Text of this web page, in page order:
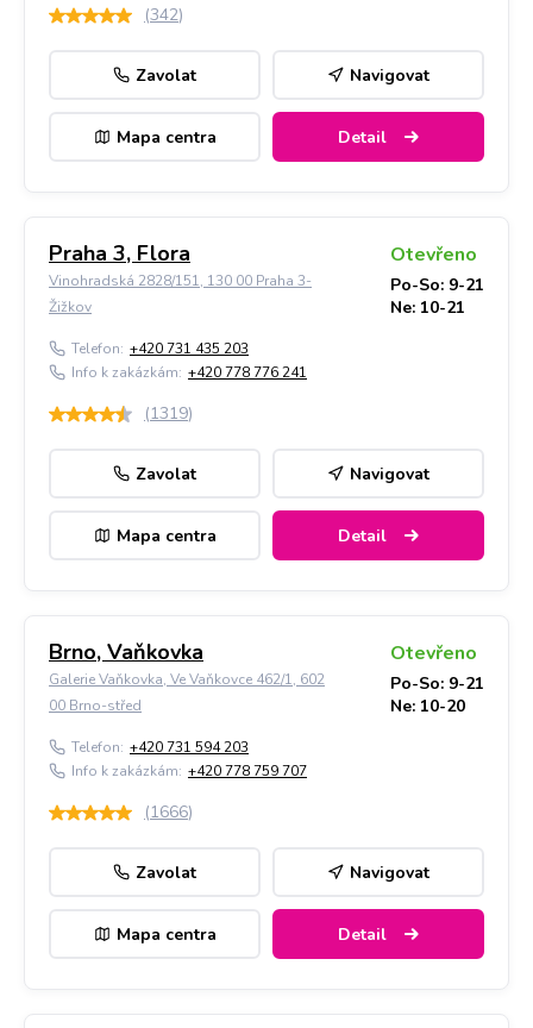
(342)
Zavolat Navigovat
Mapa centra Detail
Praha 3, Flora
Vinohradská 2828/151, 130 00 Praha 3-
Žižkov
Otevřeno
Po-So: 9-21
Ne: 10-21
Telefon: +420 731 435 203
Info k zakázkám: +420 778 776 241
(1319)
Zavolat Navigovat
Mapa centra Detail
Brno, Vaňkovka
Galerie Vaňkovka, Ve Vaňkovce 462/1, 602
00 Brno-střed
Otevřeno
Po-So: 9-21
Ne: 10-20
Telefon: +420 731 594 203
Info k zakázkám: +420 778 759 707
(1666)
Zavolat Navigovat
Mapa centra Detail